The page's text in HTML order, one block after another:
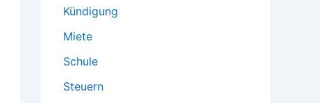
Kündigung
Miete
Schule
Steuern